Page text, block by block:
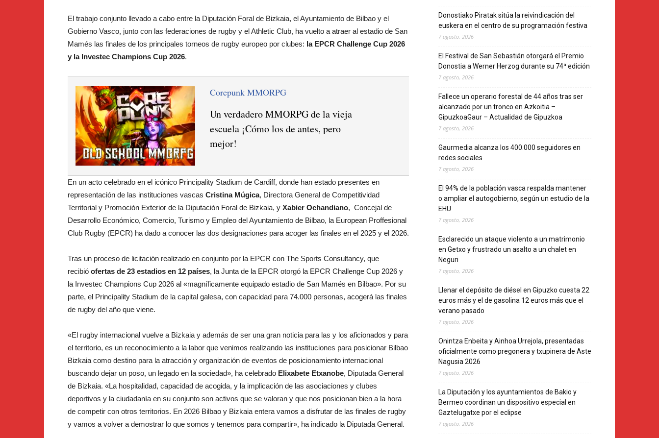
El trabajo conjunto llevado a cabo entre la Diputación Foral de Bizkaia, el Ayuntamiento de Bilbao y el
Gobierno Vasco, junto con las federaciones de rugby y el Athletic Club, ha vuelto a atraer al estadio de San
Mamés las finales de los principales torneos de rugby europeo por clubes: la EPCR Challenge Cup 2026
y la Investec Champions Cup 2026.
Corepunk MMORPG
Un verdadero MMORPG de la vieja
escuela ¡Cómo los de antes, pero
mejor!
En un acto celebrado en el icónico Principality Stadium de Cardiff, donde han estado presentes en
representación de las instituciones vascas Cristina Múgica, Directora General de Competitividad
Territorial y Promoción Exterior de la Diputación Foral de Bizkaia, y Xabier Ochandiano, Concejal de
Desarrollo Económico, Comercio, Turismo y Empleo del Ayuntamiento de Bilbao, la European Proffesional
Club Rugby (EPCR) ha dado a conocer las dos designaciones para acoger las finales en el 2025 y el 2026.
Tras un proceso de licitación realizado en conjunto por la EPCR con The Sports Consultancy, que
recibió ofertas de 23 estadios en 12 países, la Junta de la EPCR otorgó la EPCR Challenge Cup 2026 y
la Investec Champions Cup 2026 al «magníficamente equipado estadio de San Mamés en Bilbao». Por su
parte, el Principality Stadium de la capital galesa, con capacidad para 74.000 personas, acogerá las finales
de rugby del año que viene.
«El rugby internacional vuelve a Bizkaia y además de ser una gran noticia para las y los aficionados y para
el territorio, es un reconocimiento a la labor que venimos realizando las instituciones para posicionar Bilbao
Bizkaia como destino para la atracción y organización de eventos de posicionamiento internacional
buscando dejar un poso, un legado en la sociedad», ha celebrado Elixabete Etxanobe, Diputada General
de Bizkaia. «La hospitalidad, capacidad de acogida, y la implicación de las asociaciones y clubes
deportivos y la ciudadanía en su conjunto son activos que se valoran y que nos posicionan bien a la hora
de competir con otros territorios. En 2026 Bilbao y Bizkaia entera vamos a disfrutar de las finales de rugby
y vamos a volver a demostrar lo que somos y tenemos para compartir», ha indicado la Diputada General.
Donostiako Piratak sitúa la reivindicación del
euskera en el centro de su programación festiva
7 agosto, 2026
El Festival de San Sebastián otorgará el Premio
Donostia a Werner Herzog durante su 74ª edición
7 agosto, 2026
Fallece un operario forestal de 44 años tras ser
alcanzado por un tronco en Azkoitia –
GipuzkoaGaur – Actualidad de Gipuzkoa
7 agosto, 2026
Gaurmedia alcanza los 400.000 seguidores en
redes sociales
7 agosto, 2026
El 94% de la población vasca respalda mantener
o ampliar el autogobierno, según un estudio de la
EHU
7 agosto, 2026
Esclarecido un ataque violento a un matrimonio
en Getxo y frustrado un asalto a un chalet en
Neguri
7 agosto, 2026
Llenar el depósito de diésel en Gipuzko cuesta 22
euros más y el de gasolina 12 euros más que el
verano pasado
7 agosto, 2026
Onintza Enbeita y Ainhoa Urrejola, presentadas
oficialmente como pregonera y txupinera de Aste
Nagusia 2026
7 agosto, 2026
La Diputación y los ayuntamientos de Bakio y
Bermeo coordinan un dispositivo especial en
Gaztelugatxe por el eclipse
7 agosto, 2026